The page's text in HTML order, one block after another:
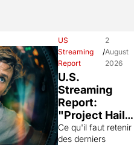
US
Streaming
Report
/
2
August
2026
U.S.
Streaming
Report:
"Project Hail
Mary"
(Prime),
Ce qu'il faut retenir
des derniers